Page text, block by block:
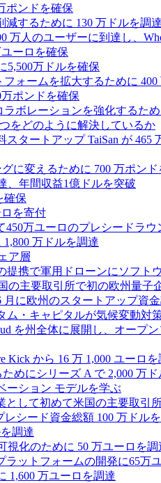
ポンドを確保
減するために 130 万ドルを調達
万人のユーザーに到達し、
ーロを確保
5,500万ドルを確保
ォームを拡大するために
ポンドを確保
ボレーションを強化するた
をどのように解決しているか
タートアップ TaiSan が 465
に変えるために 700 万ポン
、年間収益1億ドルを突破
確保
を寄付
万ユーロのプレシードラウ
万ドルを調達
ア層
携で軍用ドローンにソフト
の主要取引所で初の欧州量
月に欧州のスタートアップ資
・キャピタルが気候変動対
を州全体に展開し、オープ
Kick から 16 万 1,000 ユーロを
めにシリーズ A で 2,000 万ド
ーション モデルを学ぶ
して初めて米国の主要取引
シード資金総額 100 万ドル
調達
視化のために 50 万ユーロを調
ットフォームの開発に65万
1,600 万ユーロを調達